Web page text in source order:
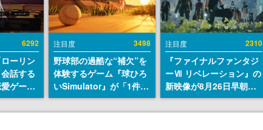
6292
ローリン
話する
ゲーム
ウルラ
返事に
注目度 3498
野球部の過酷な“補欠”を
体験するゲーム『球ひろ
いSimulator』が「1件」
のウィッシュリストをも
とにチェコ語に対応し
注目度 2310
『ファイナルファンタジ
ーⅦ リベレーション』の
新映像が8月26日早朝に
公開へ。『FF7』リメイ
クシリーズの完結編、